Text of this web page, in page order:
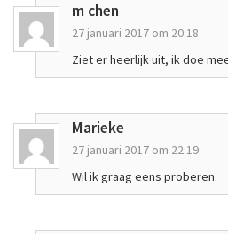
m chen
27 januari 2017 om 20:18
Ziet er heerlijk uit, ik doe
Marieke
27 januari 2017 om 22:19
Wil ik graag eens proberen.